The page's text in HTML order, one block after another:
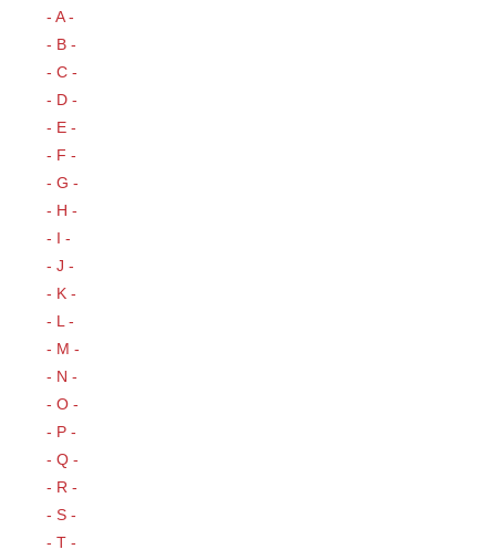
- A -
- B -
- C -
- D -
- E -
- F -
- G -
- H -
- I -
- J -
- K -
- L -
- M -
- N -
- O -
- P -
- Q -
- R -
- S -
- T -